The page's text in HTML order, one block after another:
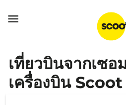

เที่ยวบินจากเซอ
เครื่องบิน Scoot